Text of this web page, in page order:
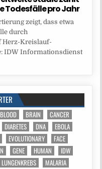
Todesfälle pro Jahr
zeigt, dass etwa
durch
Herz-Kreislauf-
IDW Informationsdienst
BLOOD BRAIN
CANCER
DIABETES DNA
EBOLA
EVOLUTIONARY
FACE
GENE HUMAN
IDW
LUNGENKREBS
MALARIA